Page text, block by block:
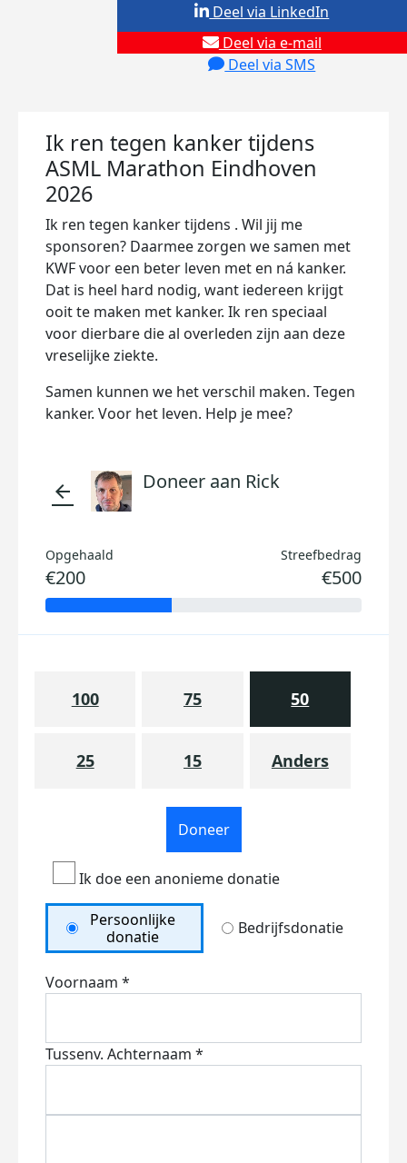
Deel via e-mail
Deel via SMS
Deel via LinkedIn
Ik ren tegen kanker tijdens
ASML Marathon Eindhoven
2026
Ik ren tegen kanker tijdens . Wil jij me
sponsoren? Daarmee zorgen we samen met
KWF voor een beter leven met en ná kanker.
Dat is heel hard nodig, want iedereen krijgt
ooit te maken met kanker. Ik ren speciaal
voor dierbare die al overleden zijn aan deze
vreselijke ziekte.
Samen kunnen we het verschil maken. Tegen
kanker. Voor het leven. Help je mee?
arrow_back Doneer aan Rick
Opgehaald
€200
Streefbedrag
€500
100 75 50
25 15 Anders
Doneer
Ik doe een anonieme donatie
Persoonlijke
donatie
Bedrijfsdonatie
Voornaam *
Tussenv. Achternaam *